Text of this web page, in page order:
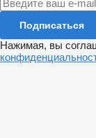
Подписаться
Нажимая, вы